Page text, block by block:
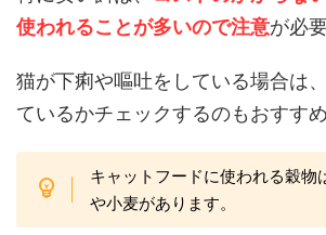
使われることが多いので注意が必
猫が下痢や嘔吐をしている場合は
ているかチェックするのもおすすめ
キャットフードに使われる穀物
や小麦があります。